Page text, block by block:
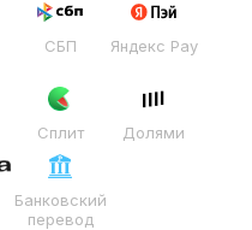
СБП Яндекс Pay
Сплит Долями
Банковский
перевод